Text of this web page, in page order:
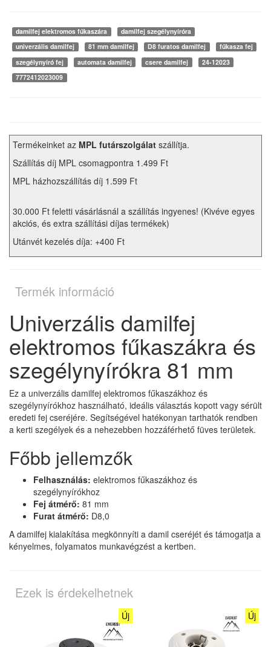
damilfej elektromos fűkaszára
damilfej szegélynyíróra
univerzális damilfej
81 mm damilfej D8 furatos damilfej
fűkasza fej
szegélynyíró fej
automata damilfej csere damilfej
24-12023
7772412023009
Termékeinket az MPL futárszolgálat szállítja.
Szállítás díj MPL csomagpontra 1.499 Ft
MPL házhozszállítás díj 1.599 Ft
30.000 Ft feletti vásárlásnál a szállítás ingyenes! (Kivéve egyes
akciós, és extra szállítási díjas termékek)
Utánvét kezelés díja: +400 Ft
Termék információ
Univerzális damilfej
elektromos fűkaszákra és
szegélynyírókra 81 mm
Ez a univerzális damilfej elektromos fűkaszákhoz és
szegélynyírókhoz használható, ideális választás kopott vagy sérült
eredeti fej cseréjére. Segítségével hatékonyan tarthatók rendben
a kerti szegélyek és a nehezebben hozzáférhető füves területek.
Főbb jellemzők
Felhasználás: elektromos fűkaszákhoz és
szegélynyírókhoz
Fej átmérő: 81 mm
Furat átmérő: D8,0
A damilfej kialakítása megkönnyíti a damil cseréjét és támogatja a
kényelmes, folyamatos munkavégzést a kertben.
Ezek is érdekelhetnek
Új Új